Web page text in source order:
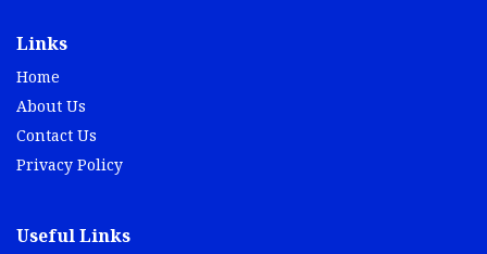
Links
Home
About Us
Contact Us
Privacy Policy
Useful Links